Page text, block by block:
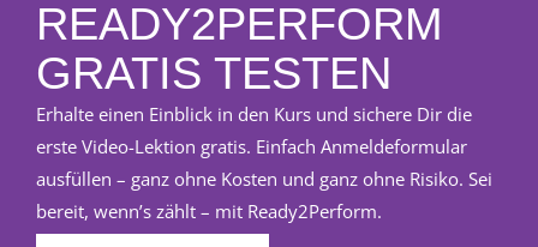
READY2PERFORM
GRATIS TESTEN
Erhalte einen Einblick in den Kurs und sichere Dir die
erste Video-Lektion gratis. Einfach Anmeldeformular
ausfüllen – ganz ohne Kosten und ganz ohne Risiko. Sei
bereit, wenn’s zählt – mit Ready2Perform.